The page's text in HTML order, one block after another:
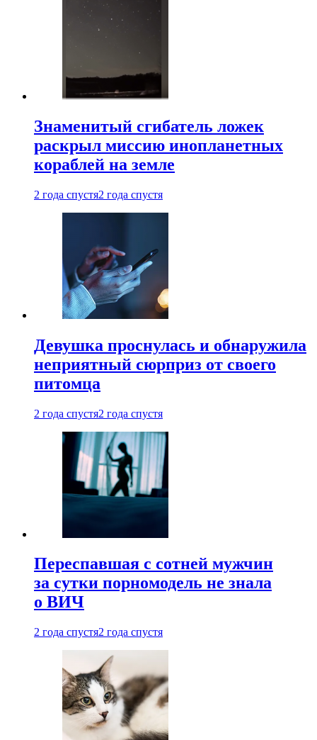
Знаменитый сгибатель ложек
раскрыл миссию инопланетных
кораблей на земле
2 года спустя2 года спустя
Девушка проснулась и обнаружила
неприятный сюрприз от своего
питомца
2 года спустя2 года спустя
Переспавшая с сотней мужчин
за сутки порномодель не знала
о ВИЧ
2 года спустя2 года спустя